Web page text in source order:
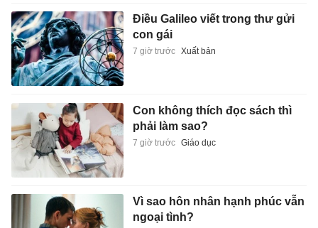
Điều Galileo viết trong thư gửi
con gái
7 giờ trước Xuất bản
Con không thích đọc sách thì
phải làm sao?
7 giờ trước Giáo dục
Vì sao hôn nhân hạnh phúc vẫn
ngoại tình?